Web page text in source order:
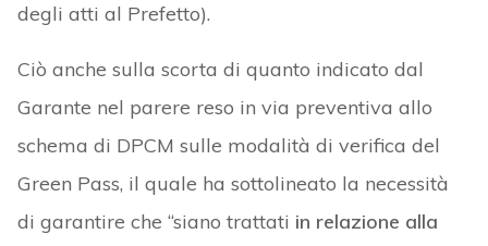
degli atti al Prefetto).
Ciò anche sulla scorta di quanto indicato dal
Garante nel parere reso in via preventiva allo
schema di DPCM sulle modalità di verifica del
Green Pass, il quale ha sottolineato la necessità
di garantire che “siano trattati in relazione alla